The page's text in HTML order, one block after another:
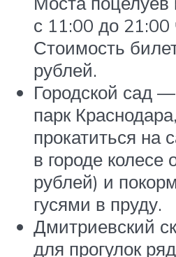
с 11:00 до 21:00
Стоимость
рублей.
Городской сад
парк
прокатиться на
в городе колесе
рублей) и
гусями в пруду.
Дмитриевский
для прогулок